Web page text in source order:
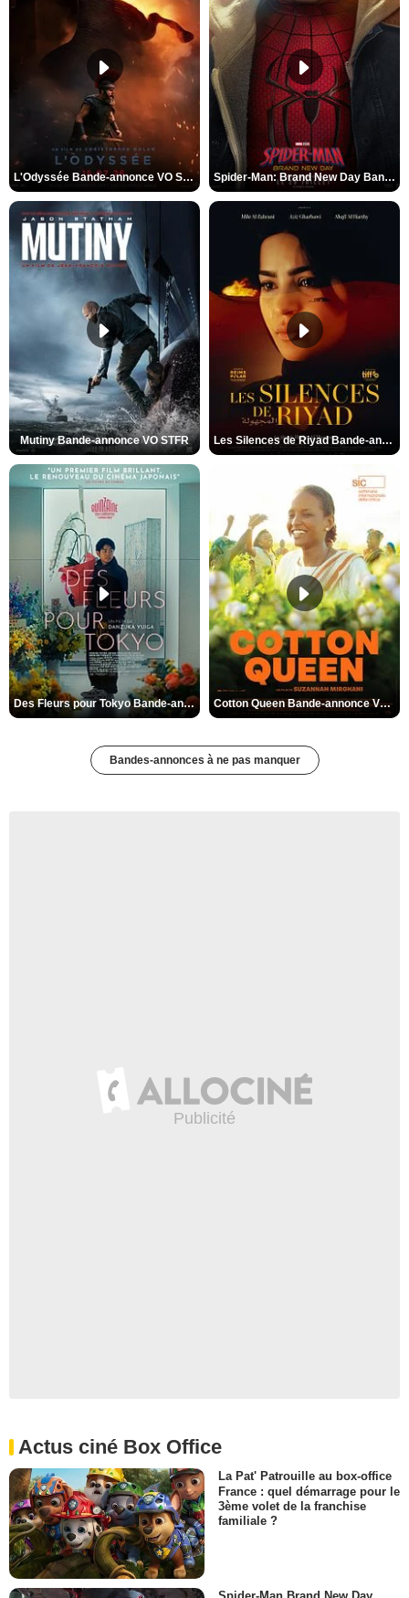
L'Odyssée Bande-annonce VO STFR Spider-Man: Brand New Day Bande-annonce VO STFR
Mutiny Bande-annonce VO STFR Les Silences de Riyad Bande-annonce VO STFR
Des Fleurs pour Tokyo Bande-annonce VO STFR Cotton Queen Bande-annonce VO STFR
Bandes-annonces à ne pas manquer
Actus ciné Box Office
La Pat' Patrouille au box-office
France : quel démarrage pour le
3ème volet de la franchise
familiale ?